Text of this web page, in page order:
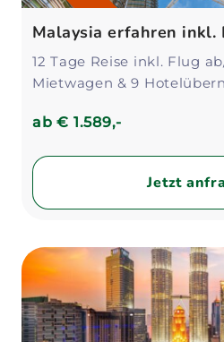
Malaysia erfahren inkl.
12 Tage Reise inkl. Flug
Mietwagen & 9
ab€ 1.589,-
Jetzt